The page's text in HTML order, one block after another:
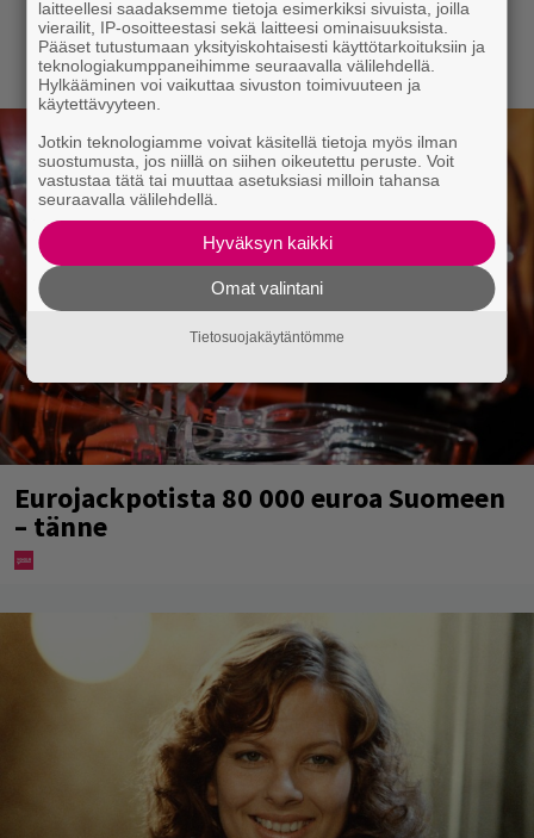
Eurojackpotista 80 000 euroa Suomeen
– tänne
laitteellesi saadaksemme tietoja esimerkiksi sivuista, joilla
vierailit, IP-osoitteestasi sekä laitteesi ominaisuuksista.
Pääset tutustumaan yksityiskohtaisesti käyttötarkoituksiin ja
teknologiakumppaneihimme seuraavalla välilehdellä.
Hylkääminen voi vaikuttaa sivuston toimivuuteen ja
käytettävyyteen.
Jotkin teknologiamme voivat käsitellä tietoja myös ilman
suostumusta, jos niillä on siihen oikeutettu peruste. Voit
vastustaa tätä tai muuttaa asetuksiasi milloin tahansa
seuraavalla välilehdellä.
Hyväksyn kaikki
Omat valintani
Tietosuojakäytäntömme